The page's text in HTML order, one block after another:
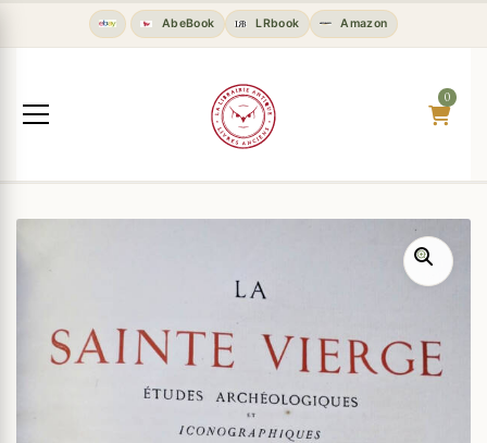
AbeBook LRbook Amazon
0